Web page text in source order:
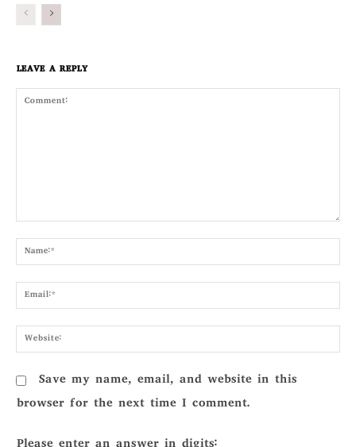
LEAVE A REPLY
Save my name, email, and website in this
browser for the next time I comment.